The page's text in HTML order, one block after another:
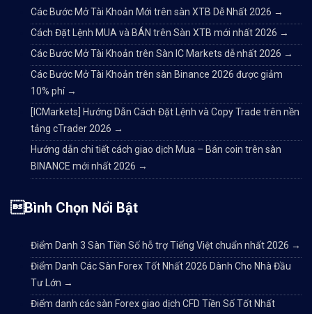
Các Bước Mở Tài Khoản Mới trên sàn XTB Dễ Nhất 2026 →
Cách Đặt Lệnh MUA và BÁN trên Sàn XTB mới nhất 2026 →
Các Bước Mở Tài Khoản trên Sàn IC Markets dễ nhất 2026 →
Các Bước Mở Tài Khoản trên sàn Binance 2026 được giảm
10% phí →
[ICMarkets] Hướng Dẫn Cách Đặt Lệnh và Copy Trade trên nền
tảng cTrader 2026 →
Hướng dẫn chi tiết cách giao dịch Mua – Bán coin trên sàn
BINANCE mới nhất 2026 →
Bình Chọn Nổi Bật
Điểm Danh 3 Sàn Tiền Số hỗ trợ Tiếng Việt chuẩn nhất 2026 →
Điểm Danh Các Sàn Forex Tốt Nhất 2026 Dành Cho Nhà Đầu
Tư Lớn →
Điểm danh các sàn Forex giao dịch CFD Tiền Số Tốt Nhất